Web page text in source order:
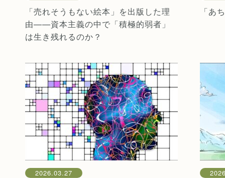
「売れそうもない絵本」を出版した理
由——資本主義の中で「積極的弱者」
は生き残れるのか？
「あ
2026.03.27